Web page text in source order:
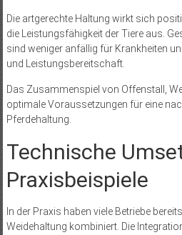
Die artgerechte Haltung wirkt sich
die Leistungsfähigkeit der Tiere aus.
sind weniger anfällig für Krankheiten
und Leistungsbereitschaft.
Das Zusammenspiel von Offenstall,
optimale Voraussetzungen für eine
Pferdehaltung.
Technische
Praxisbeispiele
In der Praxis haben viele Betriebe
Weidehaltung kombiniert. Die